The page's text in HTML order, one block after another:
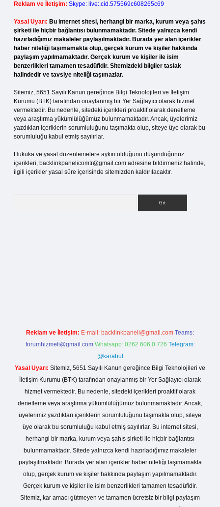
Reklam ve İletişim: Skype: live:.cid.575569c608265c69
Yasal Uyarı: Bu internet sitesi, herhangi bir marka, kurum veya şahıs
şirketi ile hiçbir bağlantısı bulunmamaktadır. Sitede yalnızca kendi
hazırladığımız makaleler paylaşılmaktadır. Burada yer alan içerikler
haber niteliği taşımamakta olup, gerçek kurum ve kişiler hakkında
paylaşım yapılmamaktadır. Gerçek kurum ve kişiler ile isim
benzerlikleri tamamen tesadüfidir. Sitemizdeki bilgiler taslak
halindedir ve tavsiye niteliği taşımazlar.
Sitemiz, 5651 Sayılı Kanun gereğince Bilgi Teknolojileri ve İletişim
Kurumu (BTK) tarafından onaylanmış bir Yer Sağlayıcı olarak hizmet
vermektedir. Bu nedenle, sitedeki içerikleri proaktif olarak denetleme
veya araştırma yükümlülüğümüz bulunmamaktadır. Ancak, üyelerimiz
yazdıkları içeriklerin sorumluluğunu taşımakta olup, siteye üye olarak bu
sorumluluğu kabul etmiş sayılırlar.
Hukuka ve yasal düzenlemelere aykırı olduğunu düşündüğünüz
içerikleri, backlinkpanelicomtr@gmail.com adresine bildirmeniz halinde,
ilgili içerikler yasal süre içerisinde sitemizden kaldırılacaktır.
Reklam ve İletişim: E-mail: backlinkpaneli@gmail.com Teams:
forumhizmeti@gmail.com Whatsapp: 0262 606 0 726 Telegram:
@karabul
Yasal Uyarı: Sitemiz, 5651 Sayılı Kanun gereğince Bilgi Teknolojileri ve
İletişim Kurumu (BTK) tarafından onaylanmış bir Yer Sağlayıcı olarak
hizmet vermektedir. Bu nedenle, sitedeki içerikleri proaktif olarak
denetleme veya araştırma yükümlülüğümüz bulunmamaktadır. Ancak,
üyelerimiz yazdıkları içeriklerin sorumluluğunu taşımakta olup, siteye
üye olarak bu sorumluluğu kabul etmiş sayılırlar. Bu internet sitesi,
herhangi bir marka, kurum veya şahıs şirketi ile hiçbir bağlantısı
bulunmamaktadır. Sitede yalnızca kendi hazırladığımız makaleler
paylaşılmaktadır. Burada yer alan içerikler haber niteliği taşımamakta
olup, gerçek kurum ve kişiler hakkında paylaşım yapılmamaktadır.
Gerçek kurum ve kişiler ile isim benzerlikleri tamamen tesadüfidir.
Sitemiz, kar amacı gütmeyen ve tamamen ücretsiz bir bilgi paylaşım